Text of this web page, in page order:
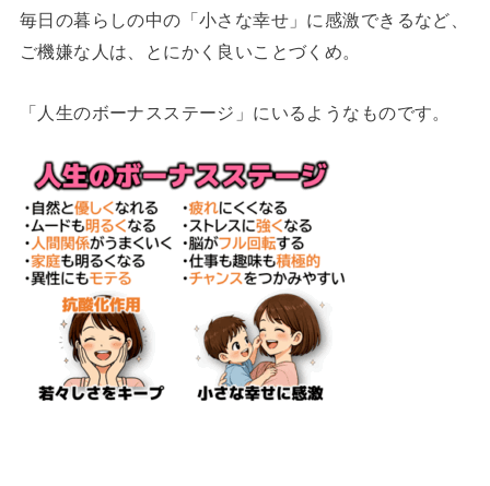
毎日の暮らしの中の「小さな幸せ」に感激できるなど、
ご機嫌な人は、とにかく良いことづくめ。
「人生のボーナスステージ」にいるようなものです。